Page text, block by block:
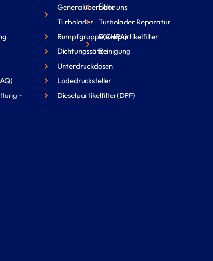
–
Generalüberholte
Turbolader
Rumpfgruppe(CHRA)
Dichtungssätze
Unterdruckdosen
Ladedrucksteller
Dieselpartikelfilter(DPF)
Über uns
Turbolader Reparatur
Dieselpartikelfilter
Reinigung